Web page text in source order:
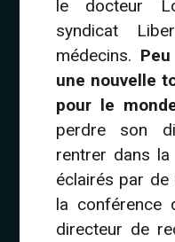
le docteur
syndicat
médecins.
une nouvelle
pour le
perdre son
rentrer dans
éclairés par de
la conférence
directeur de